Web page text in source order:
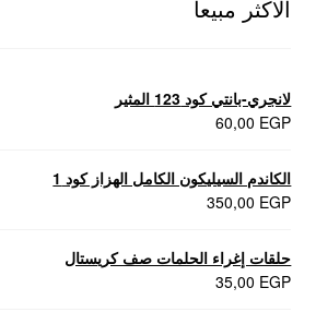
الاكثر مبيعا
لانجري-بانتي كود 123 المثير
60,00 EGP
الكاندم السيليكون الكامل الهزاز كود 1
350,00 EGP
حلقات إغراء الحلمات صف كريستال
35,00 EGP